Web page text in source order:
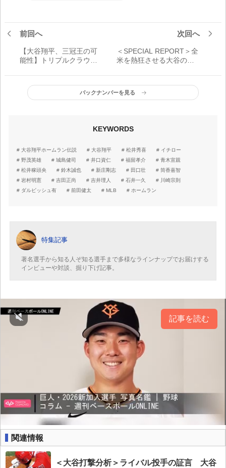
前回へ
【大谷翔平、三冠王の可
能性】トリプルクラウン
の三冠王列伝「大谷翔平
が『二刀流＋三冠王』を
達成したら、野球選手が
次回へ
＜SPECIAL REPORT＞全
米を熱狂させる大谷のバ
番見たいもの
バックナンバーを見る
KEYWORDS
大谷翔平ホームラン伝説 大谷翔平 松井秀喜
イチロー
野茂英雄
城島健司 井口資仁 福留孝介
青木宣親
松井稼頭央
鈴木誠也 新庄剛志 田口壮
筒香嘉智
岩村明憲
吉田正尚 吉井理人 石井一久
川崎宗則
ダルビッシュ有
前田健太 MLB ホームラン
特集記事
著名選手から知る人ぞ知る選手まで多様なラインナップでお届けする
インビューや対談、掘り下げ記事。
記事を読む
関連情報
＜大谷打撃分析＞ライバル投手の証言 大谷